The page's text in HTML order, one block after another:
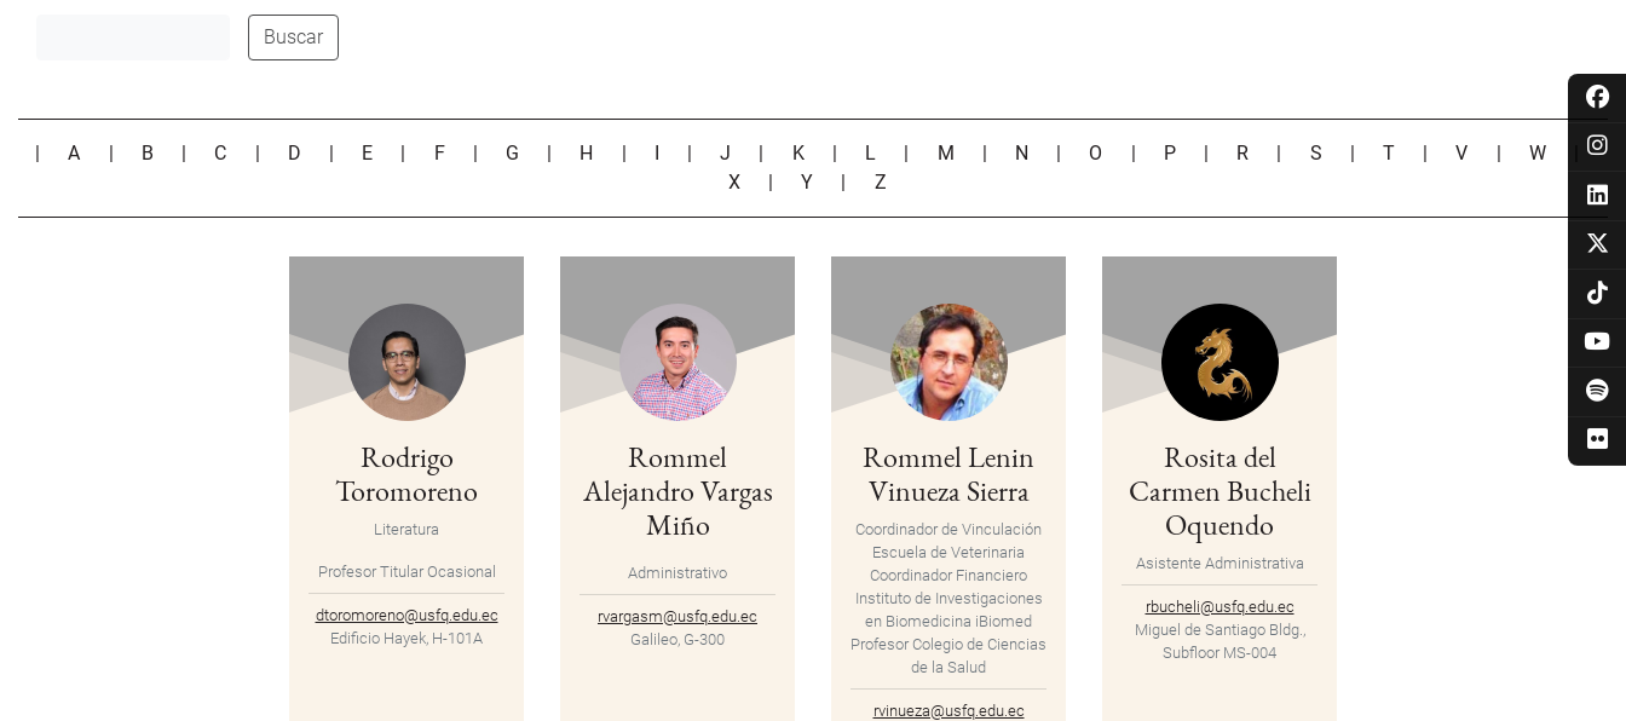
Buscar
|A B C D E F G H |J K L M N O P R S |T |V W
|
X
|Y Z
Rodrigo
Toromoreno
Literatura
Profesor Titular Ocasional
dtoromoreno@usfq.edu.ec
Edificio Hayek, H-101A
Rommel
Alejandro Vargas
Miño
Administrativo
rvargasm@usfq.edu.ec
Galileo, G-300
Rommel Lenin
Vinueza Sierra
Coordinador de Vinculación
Escuela de Veterinaria
Coordinador Financiero
Instituto de Investigaciones
en Biomedicina iBiomed
Profesor Colegio de Ciencias
de la Salud
rvinueza@usfq.edu.ec
Rosita del
Carmen Bucheli
Oquendo
Asistente Administrativa
rbucheli@usfq.edu.ec
Miguel de Santiago Bldg.,
Subfloor MS-004